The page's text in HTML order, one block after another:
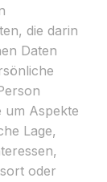
die darin
Daten
um Aspekte
Lage,
oder